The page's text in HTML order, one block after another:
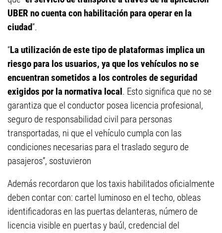
UBER no cuenta con habilitación para operar en la
ciudad”.
“La utilización de este tipo de plataformas implica un
riesgo para los usuarios, ya que los vehículos no se
encuentran sometidos a los controles de seguridad
exigidos por la normativa local. Esto significa que no se
garantiza que el conductor posea licencia profesional,
seguro de responsabilidad civil para personas
transportadas, ni que el vehículo cumpla con las
condiciones necesarias para el traslado seguro de
pasajeros”, sostuvieron
Además recordaron que los taxis habilitados oficialmente
deben contar con: cartel luminoso en el techo, obleas
identificadoras en las puertas delanteras, número de
licencia visible en puertas y baúl, credencial del